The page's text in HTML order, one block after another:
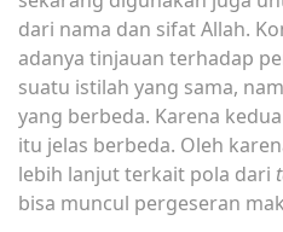
dari nama dan sifat Allah.
adanya tinjauan terhadap
suatu istilah yang sama,
yang berbeda. Karena
itu jelas berbeda. Oleh
lebih lanjut terkait pola dari
bisa muncul pergeseran